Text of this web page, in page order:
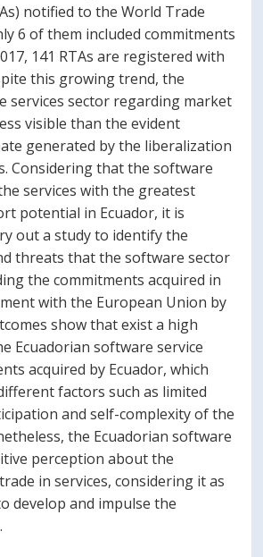
notified to the World Trade
6 of them included commitments
141 RTAs are registered with
this growing trend, the
services sector regarding market
visible than the evident
generated by the liberalization
Considering that the software
services with the greatest
potential in Ecuador, it is
out a study to identify the
threats that the software sector
the commitments acquired in
with the European Union by
show that exist a high
Ecuadorian software service
acquired by Ecuador, which
factors such as limited
and self-complexity of the
the Ecuadorian software
perception about the
in services, considering it as
develop and impulse the